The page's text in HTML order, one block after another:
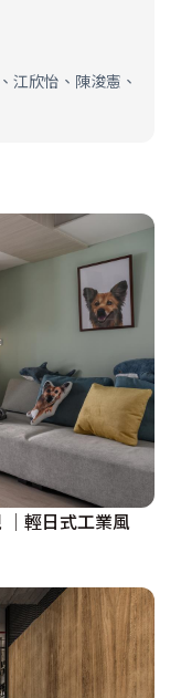
】提供
江欣怡、陳浚憲、
│輕日式工業風